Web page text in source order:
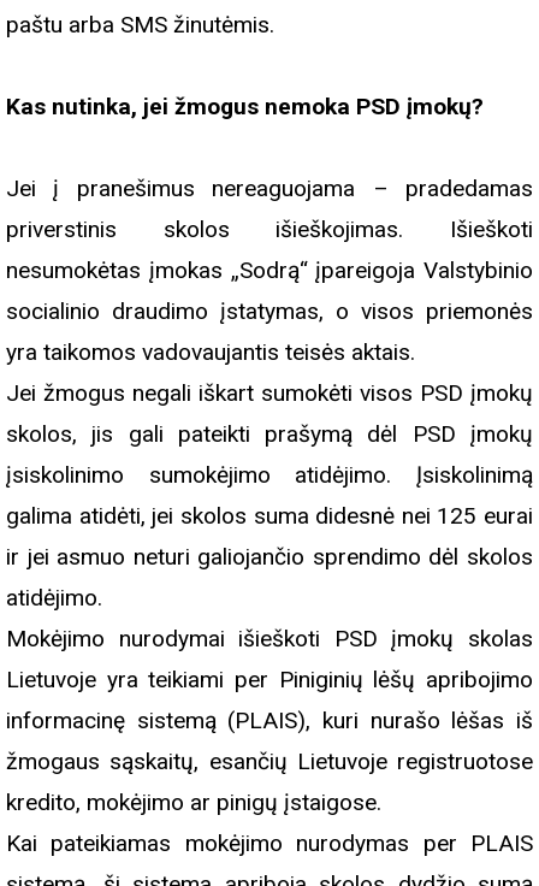
paštu arba SMS žinutėmis.
Kas nutinka, jei žmogus nemoka PSD įmokų?
Jei į pranešimus nereaguojama – pradedamas
priverstinis skolos išieškojimas. Išieškoti
nesumokėtas įmokas „Sodrą“ įpareigoja Valstybinio
socialinio draudimo įstatymas, o visos priemonės
yra taikomos vadovaujantis teisės aktais.
Jei žmogus negali iškart sumokėti visos PSD įmokų
skolos, jis gali pateikti prašymą dėl PSD įmokų
įsiskolinimo sumokėjimo atidėjimo. Įsiskolinimą
galima atidėti, jei skolos suma didesnė nei 125 eurai
ir jei asmuo neturi galiojančio sprendimo dėl skolos
atidėjimo.
Mokėjimo nurodymai išieškoti PSD įmokų skolas
Lietuvoje yra teikiami per Piniginių lėšų apribojimo
informacinę sistemą (PLAIS), kuri nurašo lėšas iš
žmogaus sąskaitų, esančių Lietuvoje registruotose
kredito, mokėjimo ar pinigų įstaigose.
Kai pateikiamas mokėjimo nurodymas per PLAIS